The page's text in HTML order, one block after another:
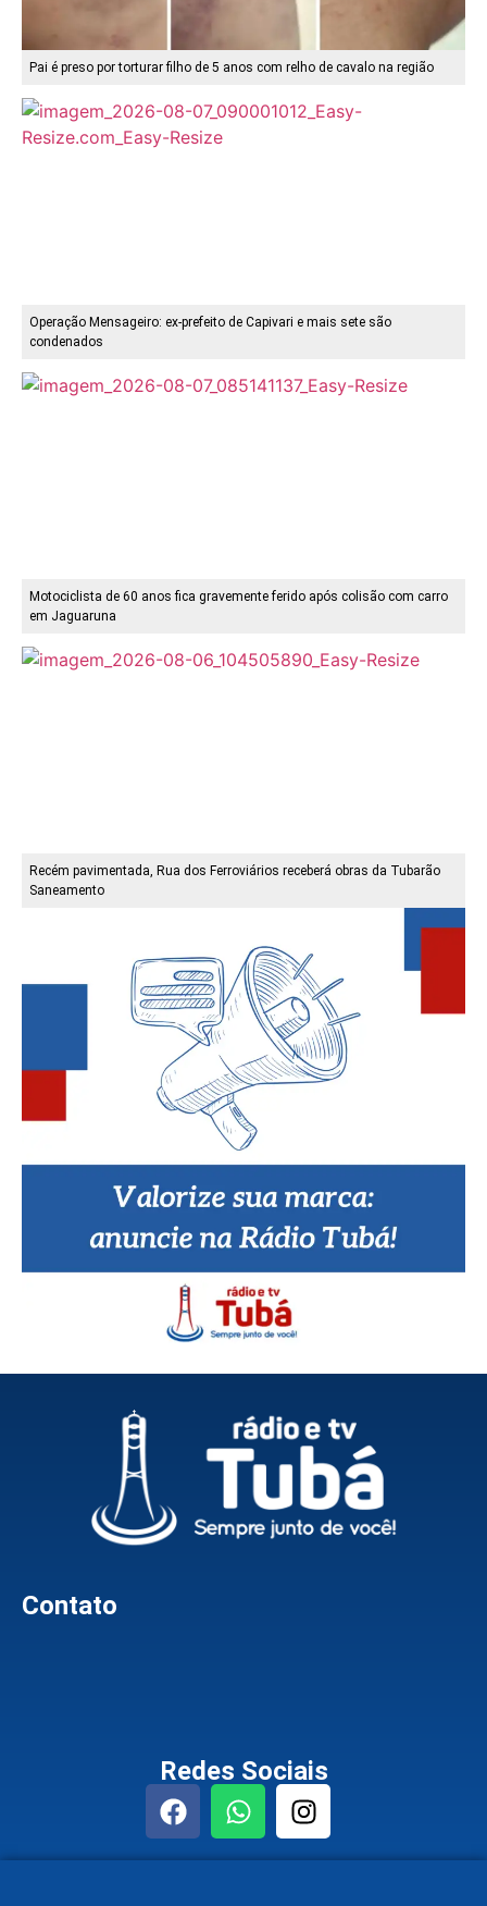
Pai é preso por torturar filho de 5 anos com relho de cavalo na região
Operação Mensageiro: ex-prefeito de Capivari e mais sete são
condenados
Motociclista de 60 anos fica gravemente ferido após colisão com carro
em Jaguaruna
Recém pavimentada, Rua dos Ferroviários receberá obras da Tubarão
Saneamento
Contato
Redes Sociais